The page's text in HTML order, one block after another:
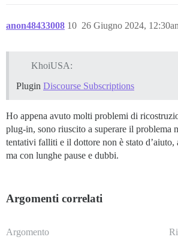
anon48433008 26 Giugno 2024,
10
KhoiUSA:
Plugin Discourse Subscriptions
Ho appena avuto molti problemi di
plug-in, sono riuscito a superare il problema
tentativi falliti e il dottore non è stato d’aiuto,
ma con lunghe pause e dubbi.
Argomenti correlati
Argomento